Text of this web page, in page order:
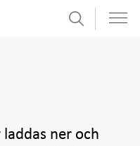
Sök
ner och